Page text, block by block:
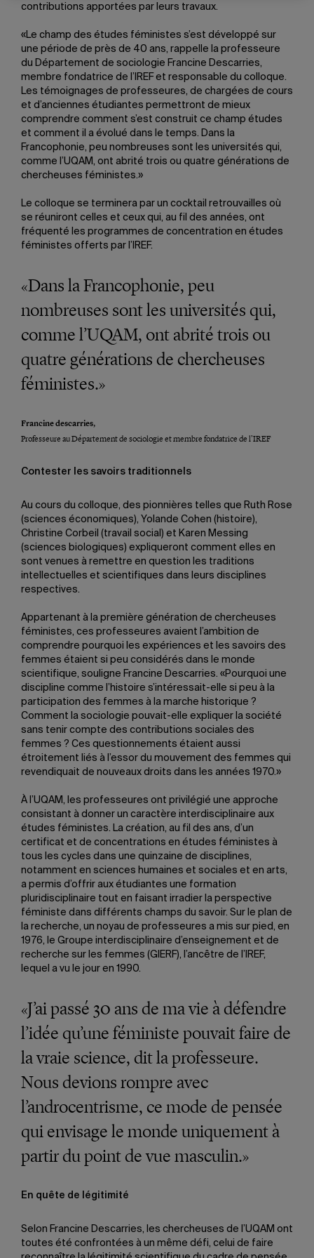
contributions apportées par leurs travaux.
«Le champ des études féministes s’est développé sur
une période de près de 40 ans, rappelle la professeure
du Département de sociologie Francine Descarries,
membre fondatrice de l’IREF et responsable du colloque.
Les témoignages de professeures, de chargées de cours
et d’anciennes étudiantes permettront de mieux
comprendre comment s’est construit ce champ études
et comment il a évolué dans le temps. Dans la
Francophonie, peu nombreuses sont les universités qui,
comme l’UQAM, ont abrité trois ou quatre générations de
chercheuses féministes.»
Le colloque se terminera par un cocktail retrouvailles où
se réuniront celles et ceux qui, au fil des années, ont
fréquenté les programmes de concentration en études
féministes offerts par l’IREF.
«Dans la Francophonie, peu
nombreuses sont les universités qui,
comme l’UQAM, ont abrité trois ou
quatre générations de chercheuses
féministes.»
Francine descarries,
Professeure au Département de sociologie et membre fondatrice de l’IREF
Contester les savoirs traditionnels
Au cours du colloque, des pionnières telles que Ruth Rose
(sciences économiques), Yolande Cohen (histoire),
Christine Corbeil (travail social) et Karen Messing
(sciences biologiques) expliqueront comment elles en
sont venues à remettre en question les traditions
intellectuelles et scientifiques dans leurs disciplines
respectives.
Appartenant à la première génération de chercheuses
féministes, ces professeures avaient l’ambition de
comprendre pourquoi les expériences et les savoirs des
femmes étaient si peu considérés dans le monde
scientifique, souligne Francine Descarries. «Pourquoi une
discipline comme l’histoire s’intéressait-elle si peu à la
participation des femmes à la marche historique ?
Comment la sociologie pouvait-elle expliquer la société
sans tenir compte des contributions sociales des
femmes ? Ces questionnements étaient aussi
étroitement liés à l’essor du mouvement des femmes qui
revendiquait de nouveaux droits dans les années 1970.»
À l’UQAM, les professeures ont privilégié une approche
consistant à donner un caractère interdisciplinaire aux
études féministes. La création, au fil des ans, d’un
certificat et de concentrations en études féministes à
tous les cycles dans une quinzaine de disciplines,
notamment en sciences humaines et sociales et en arts,
a permis d’offrir aux étudiantes une formation
pluridisciplinaire tout en faisant irradier la perspective
féministe dans différents champs du savoir. Sur le plan de
la recherche, un noyau de professeures a mis sur pied, en
1976, le Groupe interdisciplinaire d’enseignement et de
recherche sur les femmes (GIERF), l’ancêtre de l’IREF,
lequel a vu le jour en 1990.
«J’ai passé 30 ans de ma vie à défendre
l’idée qu’une féministe pouvait faire de
la vraie science, dit la professeure.
Nous devions rompre avec
l’androcentrisme, ce mode de pensée
qui envisage le monde uniquement à
partir du point de vue masculin.»
En quête de légitimité
Selon Francine Descarries, les chercheuses de l’UQAM ont
toutes été confrontées à un même défi, celui de faire